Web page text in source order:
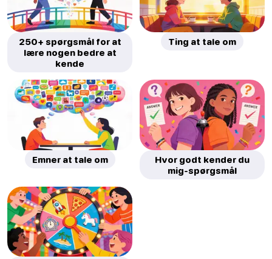
250+ spørgsmål for at
lære nogen bedre at
kende
Ting at tale om
Emner at tale om
Hvor godt kender du
mig-spørgsmål